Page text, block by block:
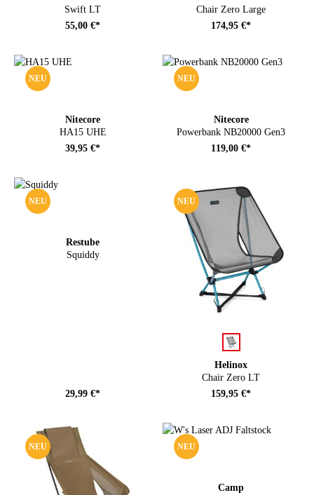
Swift LT
55,00 €*
Chair Zero Large
174,95 €*
NEU
Nitecore
HA15 UHE
39,95 €*
NEU
Nitecore
Powerbank NB20000 Gen3
119,00 €*
NEU
Restube
Squiddy
29,99 €*
NEU
Helinox
Chair Zero LT
Farbeauswählen
159,95 €*
NEU NEU
Camp